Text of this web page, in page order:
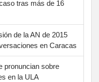
tras más de 16
de la AN de 2015
en Caracas
pronuncian sobre
en la ULA